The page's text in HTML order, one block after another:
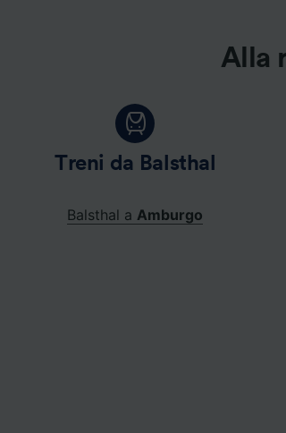
Alla
Treni da Balsthal
Balsthal a Amburgo